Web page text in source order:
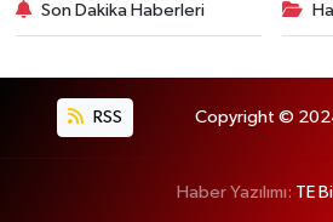
Son Dakika Haberleri
RSS Copyright ©
Haber Yazılımı: TE